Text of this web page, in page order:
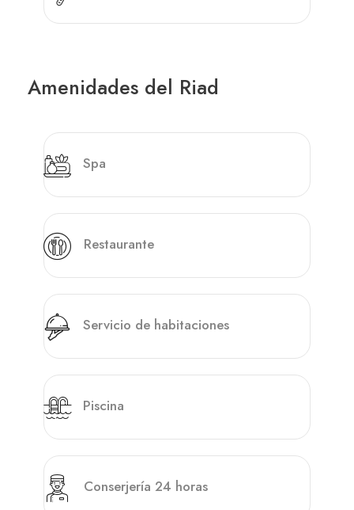
Amenidades del Riad
Spa
Restaurante
Servicio de habitaciones
Piscina
Conserjería 24 horas